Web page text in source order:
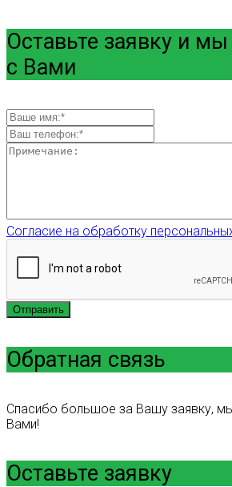
Оставьте заявку и
с Вами
Согласие на обработку
Отправить
Обратная связь
Спасибо большое за Вашу заявку,
Вами!
Оставьте заявку